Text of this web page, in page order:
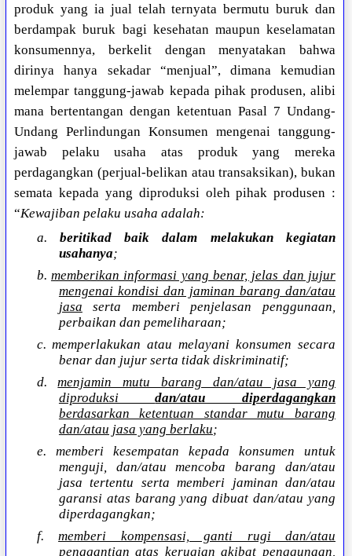
produk yang ia jual telah ternyata bermutu buruk dan
berdampak buruk bagi kesehatan maupun keselamatan
konsumennya, berkelit dengan menyatakan bahwa
dirinya hanya sekadar “menjual”, dimana kemudian
melempar tanggung-jawab kepada pihak produsen, alibi
mana bertentangan dengan ketentuan Pasal 7 Undang-
Undang Perlindungan Konsumen mengenai tanggung-
jawab pelaku usaha atas produk yang mereka
perdagangkan (perjual-belikan atau transaksikan), bukan
semata kepada yang diproduksi oleh pihak produsen :
“Kewajiban pelaku usaha adalah:
a. beritikad baik dalam melakukan kegiatan
usahanya;
b. memberikan informasi yang benar, jelas dan jujur
mengenai kondisi dan jaminan barang dan/atau
jasa serta memberi penjelasan penggunaan,
perbaikan dan pemeliharaan;
c. memperlakukan atau melayani konsumen secara
benar dan jujur serta tidak diskriminatif;
d.menjamin mutu barang dan/atau jasa yang
diproduksidan/atau diperdagangkan
berdasarkan ketentuan standar mutu barang
dan/atau jasa yang berlaku;
e. memberi kesempatan kepada konsumen untuk
menguji, dan/atau mencoba barang dan/atau
jasa tertentu serta memberi jaminan dan/atau
garansi atas barang yang dibuat dan/atau yang
diperdagangkan;
f.memberi kompensasi, ganti rugi dan/atau
penggantian atas kerugian akibat penggunaan,